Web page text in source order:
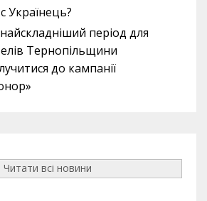
Українець?
період для
Тернопільщини
до кампанії
Читати всі новини